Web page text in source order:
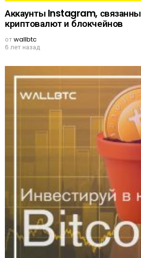
Аккаунты Instagram,
криптовалют и блокчейнов
отwallbtc
6 лет назад